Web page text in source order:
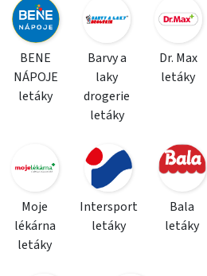
BENE
NÁPOJE
letáky
Barvy a
laky
drogerie
letáky
Dr. Max
letáky
Moje
lékárna
letáky
Intersport
letáky
Bala
letáky